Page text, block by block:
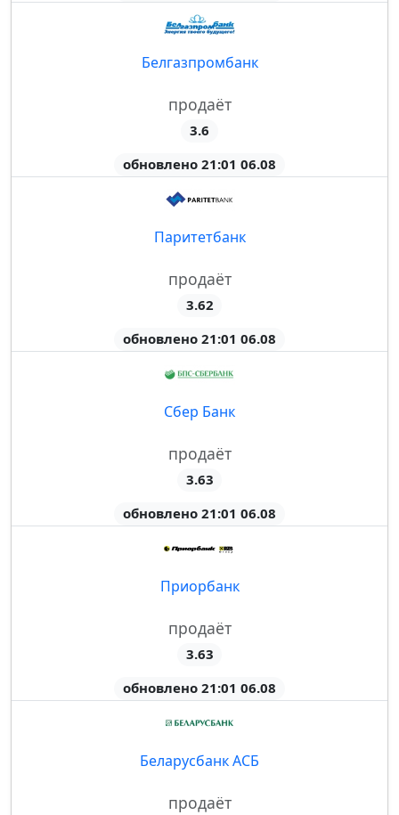
Белгазпромбанк
продаёт
3.6
обновлено 21:01 06.08
Паритетбанк
продаёт
3.62
обновлено 21:01 06.08
Сбер Банк
продаёт
3.63
обновлено 21:01 06.08
Приорбанк
продаёт
3.63
обновлено 21:01 06.08
Беларусбанк АСБ
продаёт